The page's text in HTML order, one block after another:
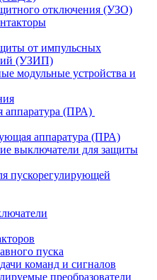
отключения (УЗО)
от импульсных
(УЗИП)
модульные устройства и
аппаратура (ПРА)
аппаратура (ПРА)
выключатели для защиты
пускорегулирующей
пуска
команд и сигналов
преобразователи